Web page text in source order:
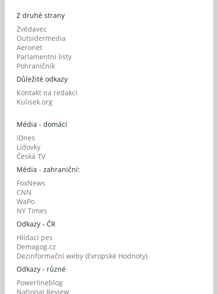
Z druhé strany
Zvědavec
Outsidermedia
Aeronet
Parlamentní listy
Pohraničník
Důležité odkazy
Kontakt na redakci
Kulisek.org
Média - domácí
iDnes
Lidovky
Česká TV
Média - zahraniční:
FoxNews
CNN
WaPo
NY Times
Odkazy - ČR
Hlídací pes
Demagog.cz
Dezinformační weby (Evropské Hodnoty)
Odkazy - různé
Powerlineblog
National Review